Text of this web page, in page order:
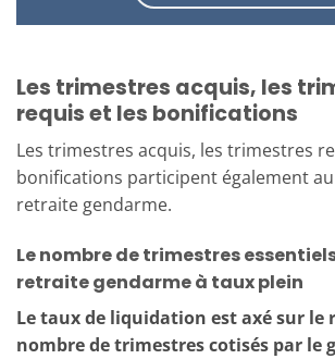
Les trimestres acquis, les
requis et les bonifications
Les trimestres acquis, les trimestres
bonifications participent également
retraite gendarme.
Le nombre de trimestres
retraite gendarme à taux plein
Le taux de liquidation est axé sur le
nombre de trimestres cotisés par le